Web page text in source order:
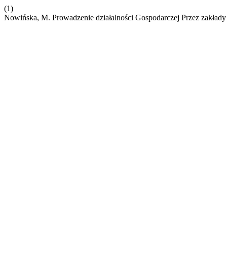
(1)
Nowińska, M. Prowadzenie działalności Gospodarczej Przez